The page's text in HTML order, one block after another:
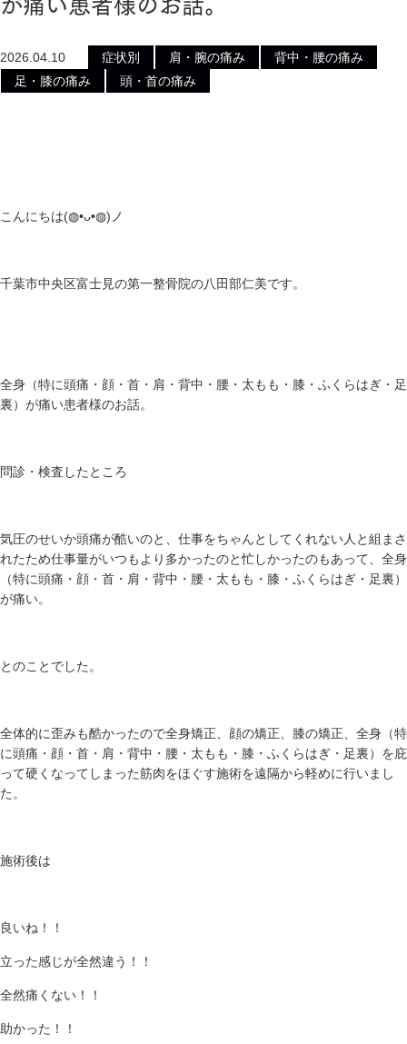
2026.04.10 症状別 肩・腕の痛み
背中・腰の痛み
足・膝の痛み
頭・首の痛み
こんにちは(⁠◍⁠•⁠ᴗ⁠•⁠◍⁠)ノ
千葉市中央区富士見の第一整骨院の八田部仁美です。
全身（特に頭痛・顔・首・肩・背中・腰・太もも・膝・ふくらはぎ・足
裏）が痛い患者様のお話。
問診・検査したところ
気圧のせいか頭痛が酷いのと、仕事をちゃんとしてくれない人と組まさ
れたため仕事量がいつもより多かったのと忙しかったのもあって、全身
（特に頭痛・顔・首・肩・背中・腰・太もも・膝・ふくらはぎ・足裏）
が痛い。
とのことでした。
全体的に歪みも酷かったので全身矯正、顔の矯正、膝の矯正、全身（特
に頭痛・顔・首・肩・背中・腰・太もも・膝・ふくらはぎ・足裏）を庇
って硬くなってしまった筋肉をほぐす施術を遠隔から軽めに行いまし
た。
施術後は
良いね！！
立った感じが全然違う！！
全然痛くない！！
助かった！！